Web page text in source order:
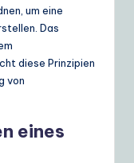
um eine
Das
diese Prinzipien
von
eines